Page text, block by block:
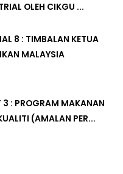
OLEH CIKGU ...
8 : TIMBALAN KETUA
MALAYSIA
3 : PROGRAM MAKANAN
(AMALAN PER...